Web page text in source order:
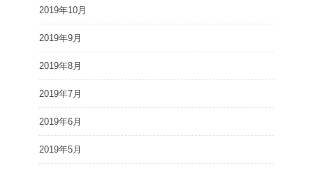
2019年10月
2019年9月
2019年8月
2019年7月
2019年6月
2019年5月